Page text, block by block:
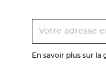
En savoir plus sur la